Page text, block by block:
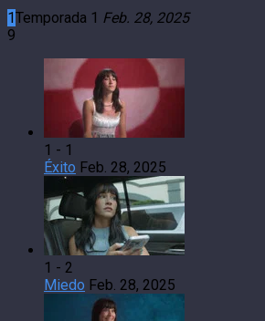
1Temporada 1 Feb. 28, 2025
9
1 - 1
Éxito Feb. 28, 2025
1 - 2
Miedo Feb. 28, 2025